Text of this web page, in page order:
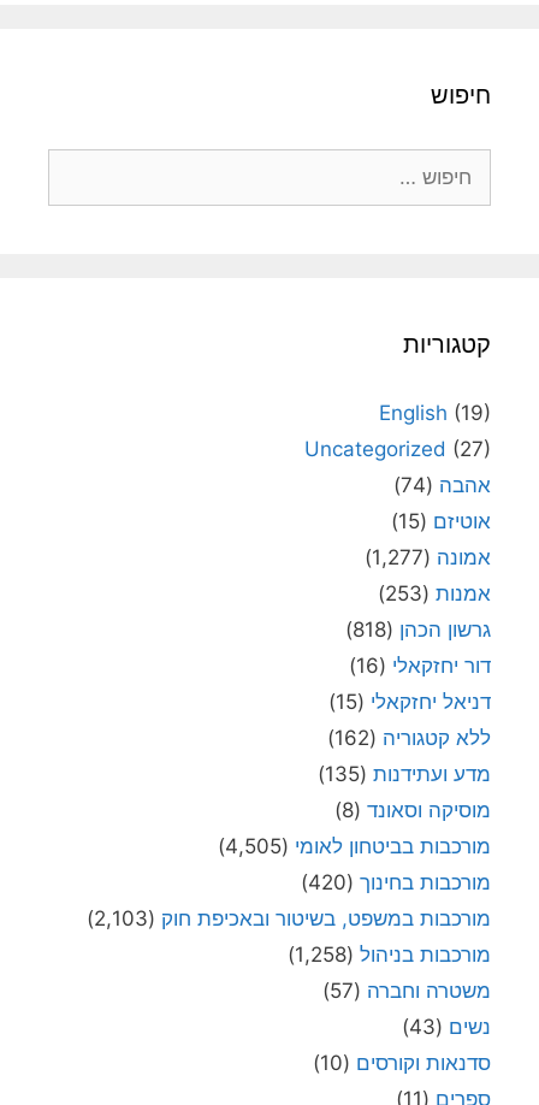
חיפוש
קטגוריות
English (19)
Uncategorized (27)
אהבה (74)
אוטיזם (15)
אמונה (1,277)
אמנות (253)
גרשון הכהן (818)
דור יחזקאלי (16)
דניאל יחזקאלי (15)
ללא קטגוריה (162)
מדע ועתידנות (135)
מוסיקה וסאונד (8)
מורכבות בביטחון לאומי (4,505)
מורכבות בחינוך (420)
מורכבות במשפט, בשיטור ובאכיפת חוק (2,103)
מורכבות בניהול (1,258)
משטרה וחברה (57)
נשים (43)
סדנאות וקורסים (10)
ספרים (11)